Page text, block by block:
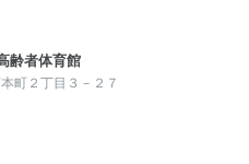
齢者体育館
町２丁目３－２７